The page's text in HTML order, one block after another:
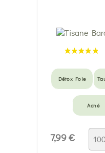
Détox Foie
Acné
7,99 €